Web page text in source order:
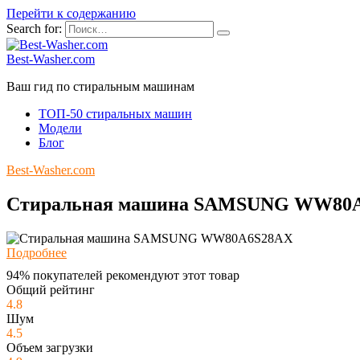
Перейти к содержанию
Search for:
Best-Washer.com
Ваш гид по стиральным машинам
ТОП-50 стиральных машин
Модели
Блог
Best-Washer.com
Стиральная машина SAMSUNG
Подробнее
94% покупателей рекомендуют этот товар
Общий рейтинг
4.8
Шум
4.5
Объем загрузки